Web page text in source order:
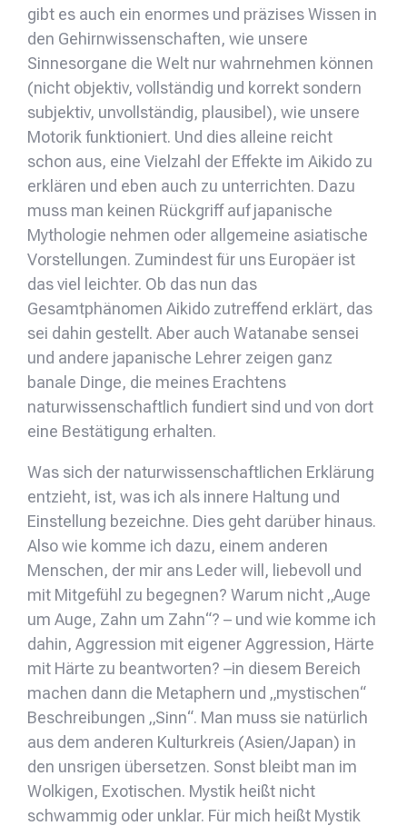
gibt es auch ein enormes und präzises Wissen in
den Gehirnwissenschaften, wie unsere
Sinnesorgane die Welt nur wahrnehmen können
(nicht objektiv, vollständig und korrekt sondern
subjektiv, unvollständig, plausibel), wie unsere
Motorik funktioniert. Und dies alleine reicht
schon aus, eine Vielzahl der Effekte im Aikido zu
erklären und eben auch zu unterrichten. Dazu
muss man keinen Rückgriff auf japanische
Mythologie nehmen oder allgemeine asiatische
Vorstellungen. Zumindest für uns Europäer ist
das viel leichter. Ob das nun das
Gesamtphänomen Aikido zutreffend erklärt, das
sei dahin gestellt. Aber auch Watanabe sensei
und andere japanische Lehrer zeigen ganz
banale Dinge, die meines Erachtens
naturwissenschaftlich fundiert sind und von dort
eine Bestätigung erhalten.
Was sich der naturwissenschaftlichen Erklärung
entzieht, ist, was ich als innere Haltung und
Einstellung bezeichne. Dies geht darüber hinaus.
Also wie komme ich dazu, einem anderen
Menschen, der mir ans Leder will, liebevoll und
mit Mitgefühl zu begegnen? Warum nicht „Auge
um Auge, Zahn um Zahn“? – und wie komme ich
dahin, Aggression mit eigener Aggression, Härte
mit Härte zu beantworten? –in diesem Bereich
machen dann die Metaphern und „mystischen“
Beschreibungen „Sinn“. Man muss sie natürlich
aus dem anderen Kulturkreis (Asien/Japan) in
den unsrigen übersetzen. Sonst bleibt man im
Wolkigen, Exotischen. Mystik heißt nicht
schwammig oder unklar. Für mich heißt Mystik